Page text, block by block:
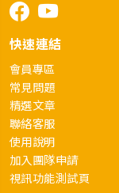
快速連結
會員專區
常見問題
精選文章
聯絡客服
使用說明
加入團隊申請
視訊功能測試頁